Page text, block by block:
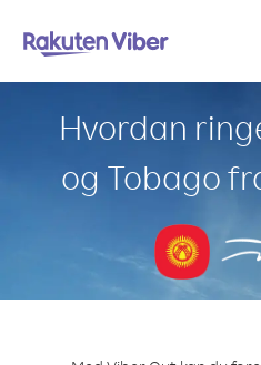
Hvordan
og Tobago